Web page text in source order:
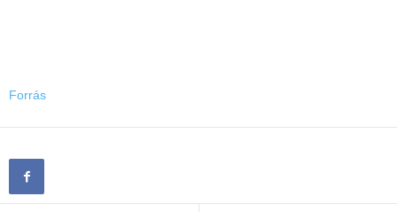
Forrás